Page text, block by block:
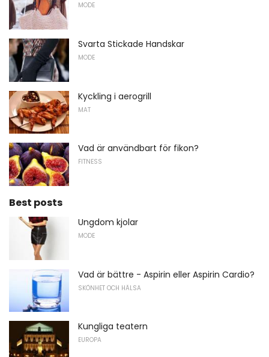
MODE
Svarta Stickade Handskar
MODE
Kyckling i aerogrill
MAT
Vad är användbart för fikon?
FITNESS
Best posts
Ungdom kjolar
MODE
Vad är bättre - Aspirin eller Aspirin Cardio?
SKÖNHET OCH HÄLSA
Kungliga teatern
EUROPA